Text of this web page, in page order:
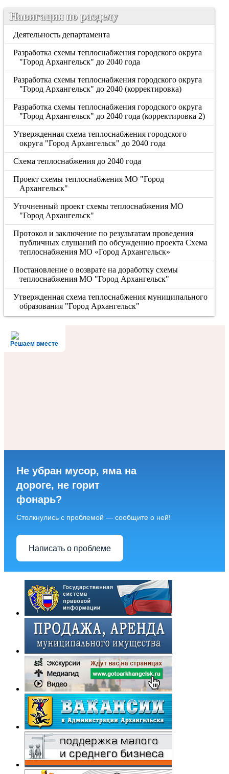
Навигация по разделу
Деятельность департамента
Разработка схемы теплоснабжения городского округа
"Город Архангельск" до 2040 года
Разработка схемы теплоснабжения городского округа
"Город Архангельск" до 2040 (корректировка)
Разработка схемы теплоснабжения городского округа
"Город Архангельск" до 2040 года (корректировка 2)
Утвержденная схема теплоснабжения городского
округа "Город Архангельск" до 2040 года
Схема теплоснабжения до 2040 года
Проект схемы теплоснабжения МО "Город
Архангельск"
Уточненный проект схемы теплоснабжения МО
"Город Архангельск"
Протокол и заключение по результатам проведения
публичных слушаний по обсуждению проекта Схема
теплоснабжения МО «Город Архангельск»
Постановление о возврате на доработку схемы
теплоснабжения МО "Город Архангельск"
Утвержденная схема теплоснабжения муниципального
образования "Город Архангельск"
Решаем вместе
Не убран мусор, яма на
дороге, не горит
фонарь?
Столкнулись с проблемой — сообщите о ней!
Написать о проблеме